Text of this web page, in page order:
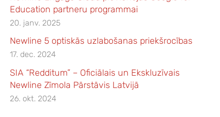
Education partneru programmai
20. janv. 2025
Newline 5 optiskās uzlabošanas priekšrocības
17. dec. 2024
SIA “Redditum” – Oficiālais un Ekskluzīvais
Newline Zīmola Pārstāvis Latvijā
26. okt. 2024